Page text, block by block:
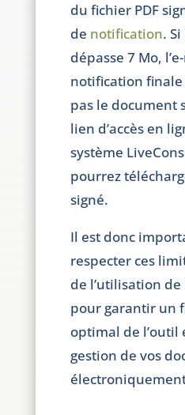
du fichier PDF
de notification.
dépasse 7 Mo,
notification
pas le document
lien d’accès en
système
pourrez
signé.
Il est donc
respecter ces
de l’utilisation
pour garantir un
optimal de l’outil
gestion de vos